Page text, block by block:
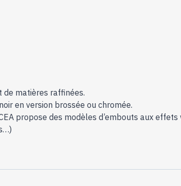
de matières raffinées.
en version brossée ou chromée.
propose des modèles d’embouts aux